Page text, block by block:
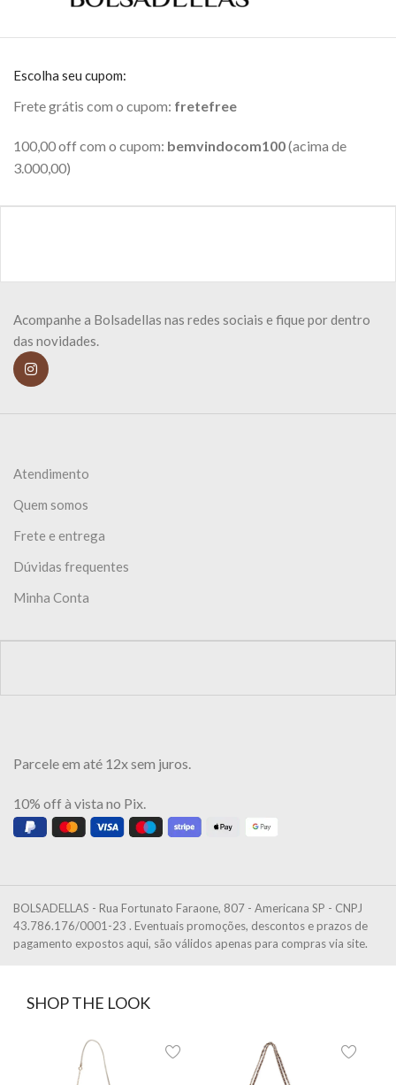
Escolha seu cupom:
Frete grátis com o cupom: fretefree
100,00 off com o cupom: bemvindocom100(acima de
3.000,00)
Acompanhe a Bolsadellas nas redes sociais e fique por dentro
das novidades.
Atendimento
Quem somos
Frete e entrega
Dúvidas frequentes
Minha Conta
Parcele em até 12x sem juros.
10% off à vista no Pix.
BOLSADELLAS - Rua Fortunato Faraone, 807 - Americana SP - CNPJ
43.786.176/0001-23 . Eventuais promoções, descontos e prazos de
pagamento expostos aqui, são válidos apenas para compras via site.
SHOP THE LOOK